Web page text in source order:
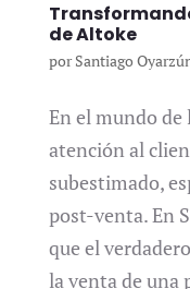
de Altoke
porSantiago
En el mundo de
atención al
subestimado,
post-venta. En
que el
la venta de una